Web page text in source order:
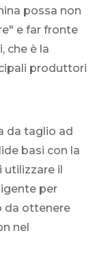
possa non
e far fronte
che è la
produttori
da taglio ad
basi con la
utilizzare il
per
da ottenere
nel